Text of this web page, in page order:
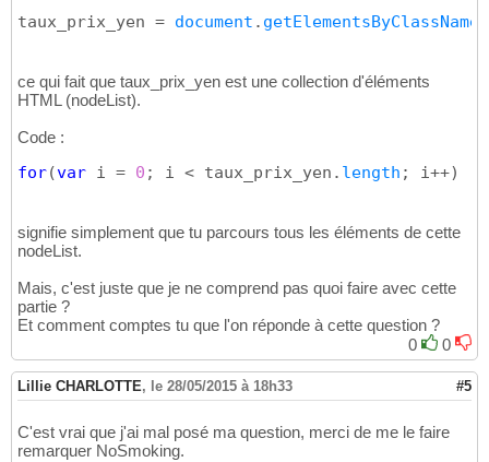
taux_prix_yen = document . getElementsByClassName
ce qui fait que taux_prix_yen est une collection d'éléments
HTML (nodeList).
Code :
for(var i = 0 ; i < taux_prix_yen. length ; i++)
signifie simplement que tu parcours tous les éléments de cette
nodeList.
Mais, c'est juste que je ne comprend pas quoi faire avec cette
partie ?
Et comment comptes tu que l'on réponde à cette question ?
0
0
Lillie CHARLOTTE, le 28/05/2015 à 18h33 #5
C'est vrai que j'ai mal posé ma question, merci de me le faire
remarquer NoSmoking.